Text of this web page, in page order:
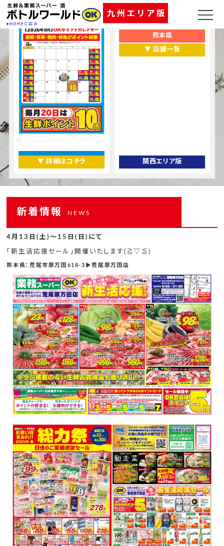
ポイントカレンダー
▼ 詳細はコチラ
お店をエリアから探す
福岡県
熊本県
▼ 店舗一覧
関西エリア版
新着情報 NEWS
4月13日(土)～15日(日)にて
「新生活応援セール」開催いたします(≧▽≦)
熊本県：荒尾市原万田618-3▶荒尾原万田店